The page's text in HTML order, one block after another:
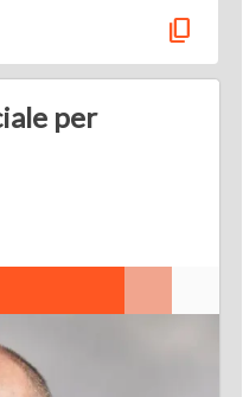
content_copy
per